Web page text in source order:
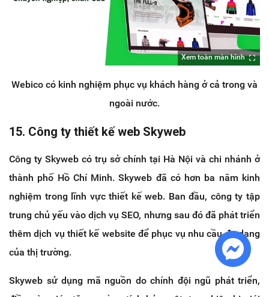
Xem toàn màn hình
Webico có kinh nghiệm phục vụ khách hàng ở cả trong và
ngoài nước.
15. Công ty thiết kế web Skyweb
Công ty Skyweb có trụ sở chính tại Hà Nội và chi nhánh ở
thành phố Hồ Chí Minh. Skyweb đã có hơn ba năm kinh
nghiệm trong lĩnh vực thiết kế web. Ban đầu, công ty tập
trung chủ yếu vào dịch vụ SEO, nhưng sau đó đã phát triển
thêm dịch vụ thiết kế website để phục vụ nhu cầu đa dạng
của thị trường.
Skyweb sử dụng mã nguồn do chính đội ngũ phát triển,